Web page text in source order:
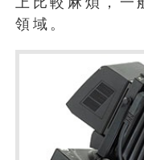
領域。